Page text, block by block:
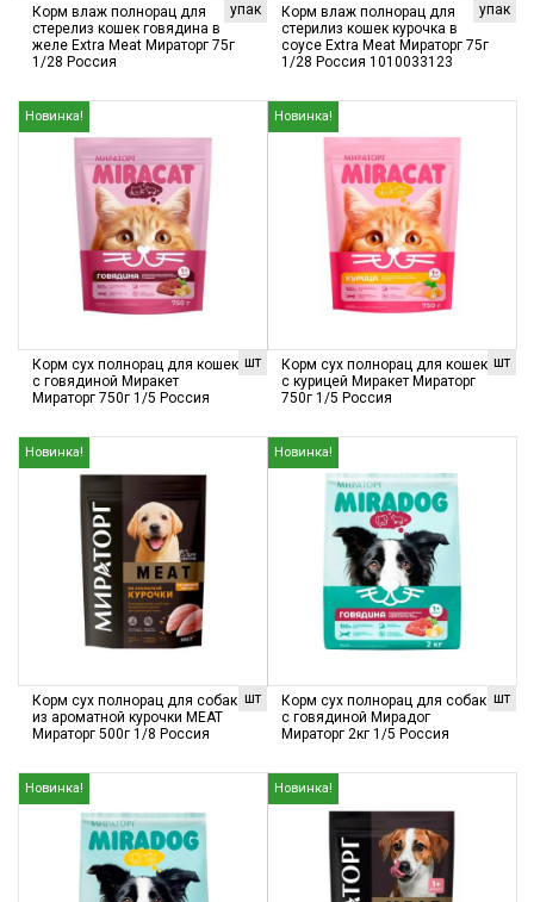
упак
Корм влаж полнорац для
стерелиз кошек говядина в
желе Extra Meat Мираторг 75г
1/28 Россия
упак
Корм влаж полнорац для
стерилиз кошек курочка в
соусе Extra Meat Мираторг 75г
1/28 Россия 1010033123
Новинка!
шт
Корм сух полнорац для кошек
с говядиной Миракет
Мираторг 750г 1/5 Россия
Новинка!
шт
Корм сух полнорац для кошек
с курицей Миракет Мираторг
750г 1/5 Россия
Новинка!
шт
Корм сух полнорац для собак
из ароматной курочки MEAT
Мираторг 500г 1/8 Россия
Новинка!
шт
Корм сух полнорац для собак
с говядиной Мирадог
Мираторг 2кг 1/5 Россия
Новинка! Новинка!